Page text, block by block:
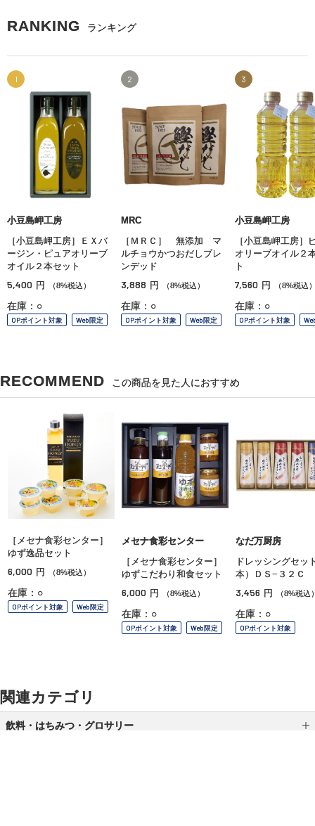
RANKING ランキング
1
小豆島岬工房
［小豆島岬工房］ＥＸバ
ージン・ピュアオリーブ
オイル２本セット
5,400 円 （8%税込）
在庫：○
OPポイント対象 Web限定
2
MRC
［ＭＲＣ］ 無添加 マ
ルチョウかつおだしブレ
ンデッド
3,888 円 （8%税込）
在庫：○
OPポイント対象 Web限定
3
小豆島岬工房
［小豆島岬工房］
オリーブオイル２
ト
7,560 円 （8%税込
在庫：○
OPポイント対象
RECOMMEND この商品を見た人におすすめ
［メセナ食彩センター］
ゆず逸品セット
6,000 円 （8%税込）
在庫：○
OPポイント対象 Web限定
メセナ食彩センター
［メセナ食彩センター］
ゆずこだわり和食セット
6,000 円 （8%税込）
在庫：○
OPポイント対象 Web限定
なだ万厨房
ドレッシングセッ
本）ＤＳ−３２Ｃ
3,456 円 （8%税込
在庫：○
OPポイント対象
関連カテゴリ
飲料・はちみつ・グロサリー